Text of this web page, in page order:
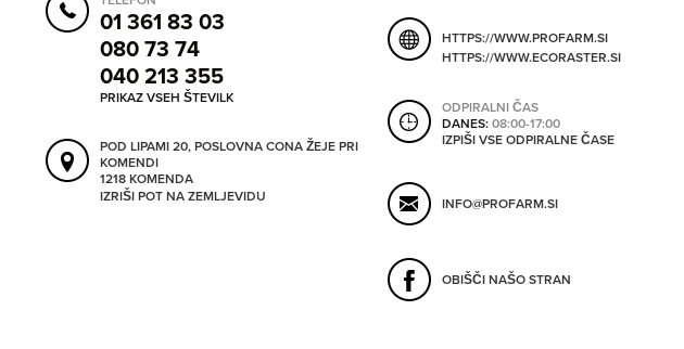
01 361 83 03
080 73 74
040 213 355
PRIKAZ VSEH ŠTEVILK
POD LIPAMI 20, POSLOVNA CONA ŽEJE PRI
KOMENDI
1218 KOMENDA
IZRIŠI POT NA ZEMLJEVIDU
HTTPS://WWW.PROFARM.SI
HTTPS://WWW.ECORASTER.SI
ODPIRALNI ČAS
DANES:08:00-17:00
IZPIŠI VSE ODPIRALNE ČASE
INFO@PROFARM.SI
OBIŠČI NAŠO STRAN